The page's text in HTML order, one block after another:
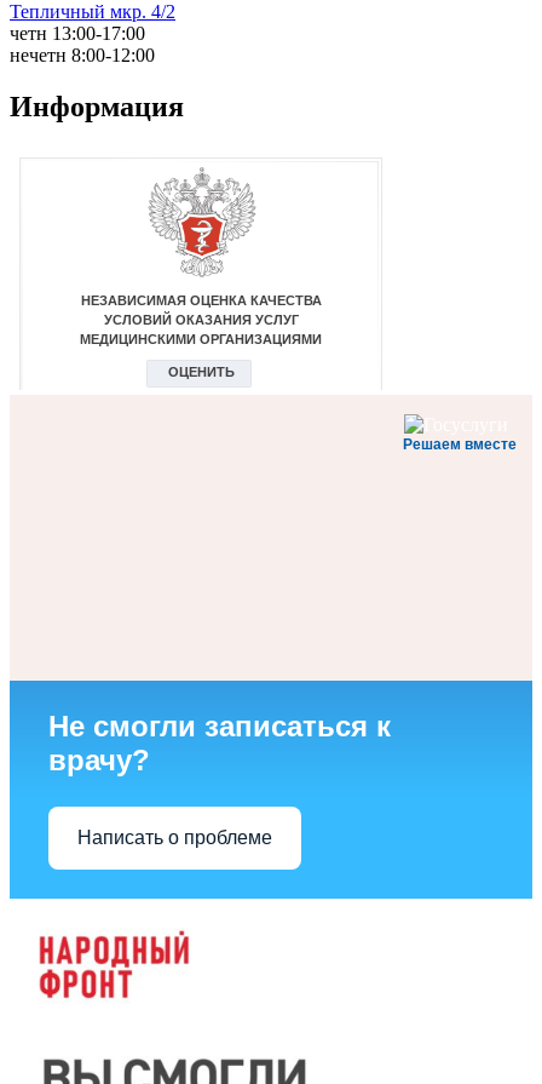
Тепличный мкр. 4/2
четн 13:00-17:00
нечетн 8:00-12:00
Информация
Решаем вместе
Не смогли записаться к
врачу?
Написать о проблеме